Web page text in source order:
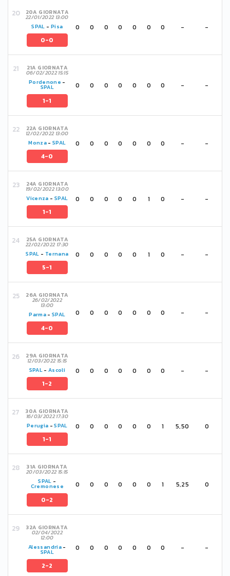
20A GIORNATA
22/01/2022 13:00
SPAL - Pisa
0-0
0 0 0 0 0 0 0 - -
21A GIORNATA
06/02/2022 15:15
Pordenone -
SPAL
1-1
0 0 0 0 0 0 0 - -
22A GIORNATA
12/02/2022 13:00
Monza-SPAL
4-0
0 0 0 0 0 0 0 - -
24A GIORNATA
19/02/2022 13:00
Vicenza - SPAL
1-1
0 0 0 0 0 1 0 - -
25A GIORNATA
22/02/2022 17:30
SPAL - Ternana
5-1
0 0 0 0 0 1 0 - -
26A GIORNATA
26/02/2022
13:00
Parma-SPAL
4-0
0 0 0 0 0 0 0 - -
29A GIORNATA
12/03/2022 15:15
SPAL-Ascoli
1-2
0 0 0 0 0 0 0 - -
30A GIORNATA
16/03/2022 17:30
Perugia -SPAL
1-1
0 0 0 0 0 0 1 5,50 0
31A GIORNATA
20/03/2022 15:15
SPAL -
Cremonese
0-2
0 0 0 0 0 0 1 5,25 0
32A GIORNATA
02/04/2022
12:00
Alessandria-
SPAL
2-2
0 0 0 0 0 0 0 - -